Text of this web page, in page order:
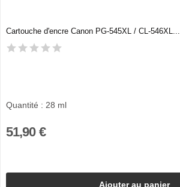
Cartouche d'encre Canon PG-545XL / CL-546XL...
Quantité : 28 ml
51,90 €
Ajouter au panier